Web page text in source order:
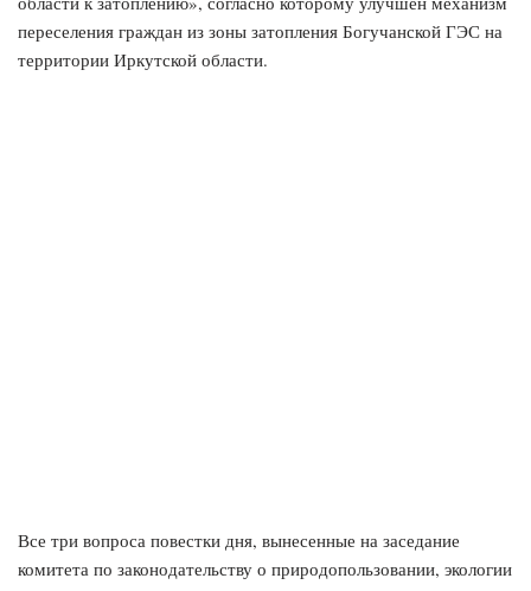
переселения граждан из зоны затопления Богучанской ГЭС на
территории Иркутской области.
Все три вопроса повестки дня, вынесенные на заседание
комитета по законодательству о природопользовании, экологии